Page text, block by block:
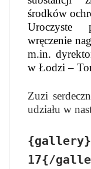
środków
Uroczyste
wręczenie
m.in.
w Łodzi –
Zuzi
udziału w
17{/